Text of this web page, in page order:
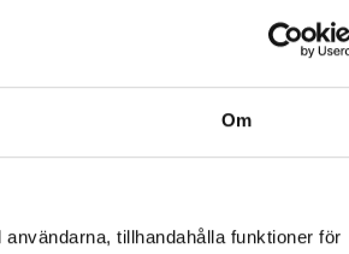
Om
tillhandahålla funktioner för